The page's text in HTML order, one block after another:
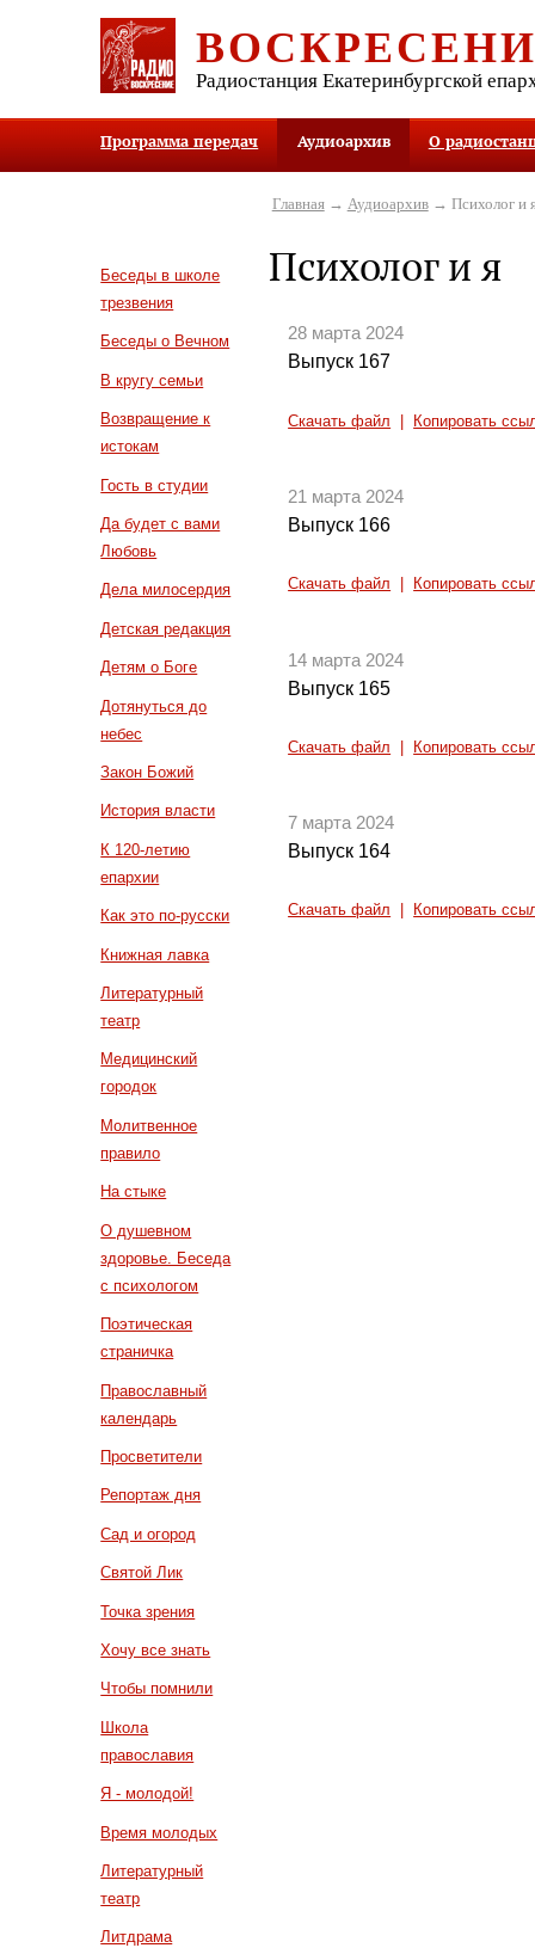
Радиостанция Екатеринбургской
Программа передач Аудиоархив О
Беседы в школе
трезвения
Беседы о Вечном
В кругу семьи
Возвращение к
истокам
Гость в студии
Да будет с вами
Любовь
Дела милосердия
Детская редакция
Детям о Боге
Дотянуться до
небес
Закон Божий
История власти
К 120-летию
епархии
Как это по-русски
Книжная лавка
Литературный
театр
Медицинский
городок
Молитвенное
правило
На стыке
О душевном
здоровье. Беседа
с психологом
Поэтическая
страничка
Православный
календарь
Просветители
Репортаж дня
Сад и огород
Святой Лик
Точка зрения
Хочу все знать
Чтобы помнили
Школа
православия
Я - молодой!
Время молодых
Литературный
театр
Литдрама
Главная→ Аудиоархив→ Психолог и
Психолог и я
28 марта 2024
Выпуск 167
Скачать файл Копировать
21 марта 2024
Выпуск 166
Скачать файл Копировать
14 марта 2024
Выпуск 165
Скачать файл Копировать
7 марта 2024
Выпуск 164
Скачать файл Копировать